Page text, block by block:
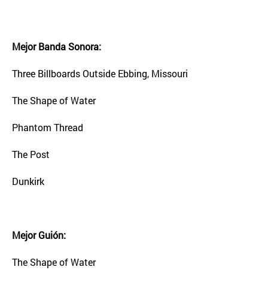
Mejor Banda Sonora:
Three Billboards Outside Ebbing, Missouri
The Shape of Water
Phantom Thread
The Post
Dunkirk
Mejor Guión:
The Shape of Water